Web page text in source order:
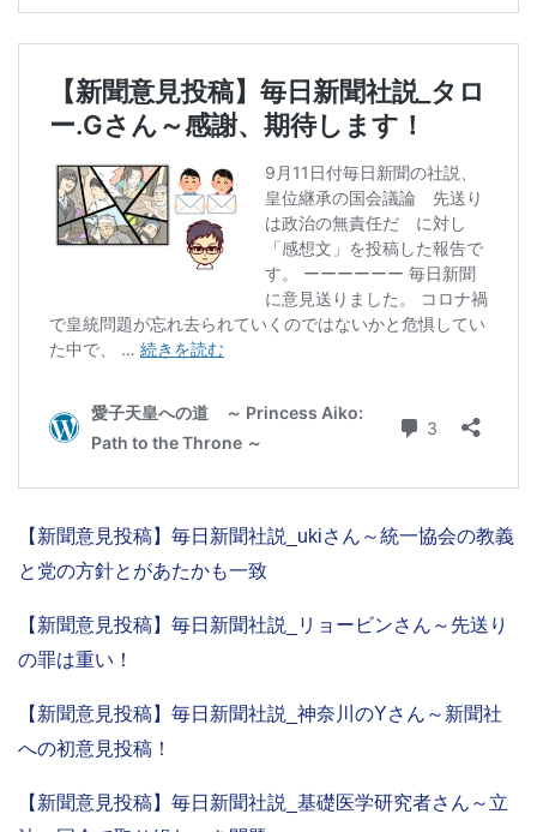
【新聞意見投稿】毎日新聞社説_ukiさん～統一協会の教義
と党の方針とがあたかも一致
【新聞意見投稿】毎日新聞社説_リョービンさん～先送り
の罪は重い！
【新聞意見投稿】毎日新聞社説_神奈川のYさん～新聞社
への初意見投稿！
【新聞意見投稿】毎日新聞社説_基礎医学研究者さん～立